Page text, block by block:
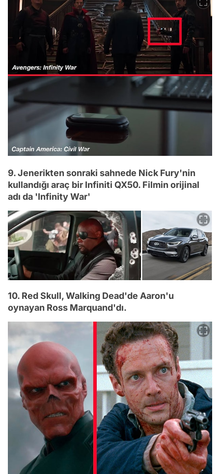
9. Jenerikten sonraki sahnede Nick Fury'nin
kullandığı araç bir Infiniti QX50. Filmin orijinal
adı da 'Infinity War'
10. Red Skull, Walking Dead'de Aaron'u
oynayan Ross Marquand'dı.